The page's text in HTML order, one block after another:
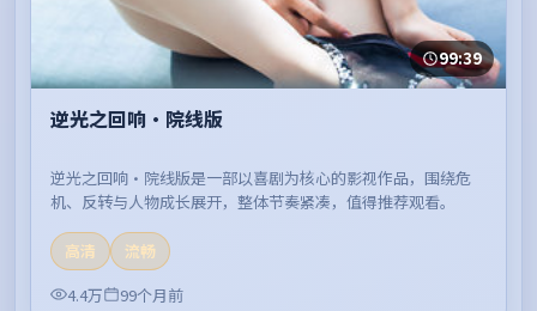
99:39
逆光之回响·院线版
逆光之回响·院线版是一部以喜剧为核心的影视作品，围绕危
机、反转与人物成长展开，整体节奏紧凑，值得推荐观看。
高清
流畅
4.4万
99个月前